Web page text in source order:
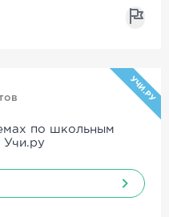
УЧИ.РУ
по школьным
Учи.ру